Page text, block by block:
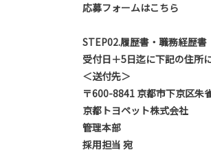
応募フォームはこちら
STEP02.履歴書・職務経歴書
受付日＋5日迄に下記の住所
＜送付先＞
〒600-8841 京都市下京区朱
京都トヨペット株式会社
管理本部
採用担当 宛